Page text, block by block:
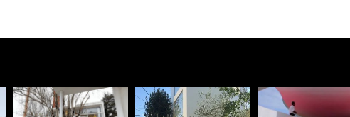
Basílica de San Vitale
(Ravenna) - 360°